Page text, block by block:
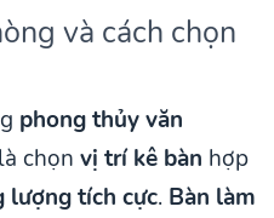
và cách chọn
phong thủy văn
chọn vị trí kê bàn hợp
lượng tích cực. Bàn làm